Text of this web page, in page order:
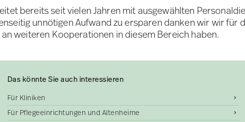
bereits seit vielen Jahren mit ausgewählten
unnötigen Aufwand zu ersparen danken wir wir für
weiteren Kooperationen in diesem Bereich haben.
Das könnte Sie auch interessieren
Für Kliniken
Für Pflegeeinrichtungen und Altenheime